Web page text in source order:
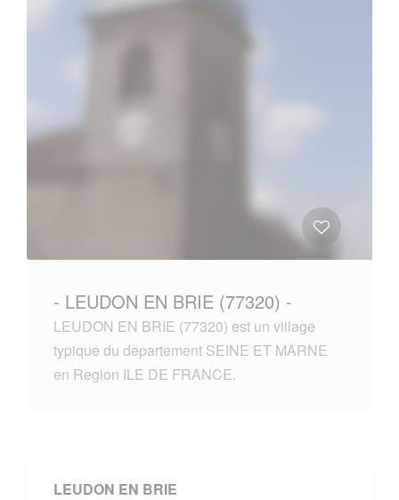
- LEUDON EN BRIE (77320) -
LEUDON EN BRIE (77320) est un village
typique du departement SEINE ET MARNE
en Region ILE DE FRANCE.
LEUDON EN BRIE